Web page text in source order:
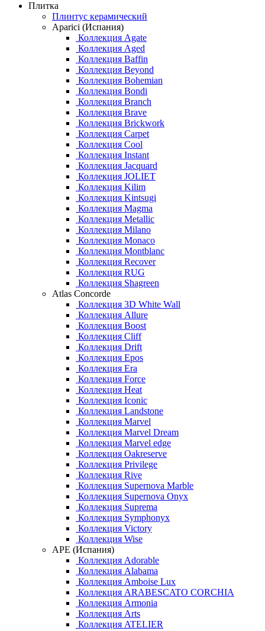
Плитка
Плинтус керамический
Aparici (Испания)
Коллекция Agate
Коллекция Aged
Коллекция Baffin
Коллекция Beyond
Коллекция Bohemian
Коллекция Bondi
Коллекция Branch
Коллекция Brave
Коллекция Brickwork
Коллекция Carpet
Коллекция Cool
Коллекция Instant
Коллекция Jacquard
Коллекция JOLIET
Коллекция Kilim
Коллекция Kintsugi
Коллекция Magma
Коллекция Metallic
Коллекция Milano
Коллекция Monaco
Коллекция Montblanc
Коллекция Recover
Коллекция RUG
Коллекция Shagreen
Atlas Concorde
Коллекция 3D White Wall
Коллекция Allure
Коллекция Boost
Коллекция Cliff
Коллекция Drift
Коллекция Epos
Коллекция Era
Коллекция Force
Коллекция Heat
Коллекция Iconic
Коллекция Landstone
Коллекция Marvel
Коллекция Marvel Dream
Коллекция Marvel edge
Коллекция Oakreserve
Коллекция Privilege
Коллекция Rive
Коллекция Supernova Marble
Коллекция Supernova Onyx
Коллекция Suprema
Коллекция Symphonyx
Коллекция Victory
Коллекция Wise
APE (Испания)
Коллекция Adorable
Коллекция Alabama
Коллекция Amboise Lux
Коллекция ARABESCATO CORCHIA
Коллекция Armonia
Коллекция Arts
Коллекция ATELIER